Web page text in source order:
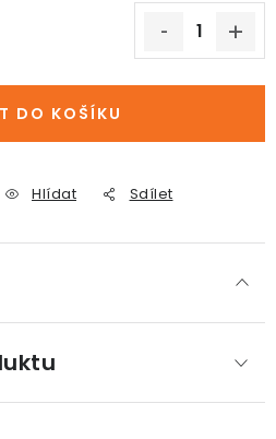
DO KOŠÍKU
Hlídat Sdílet